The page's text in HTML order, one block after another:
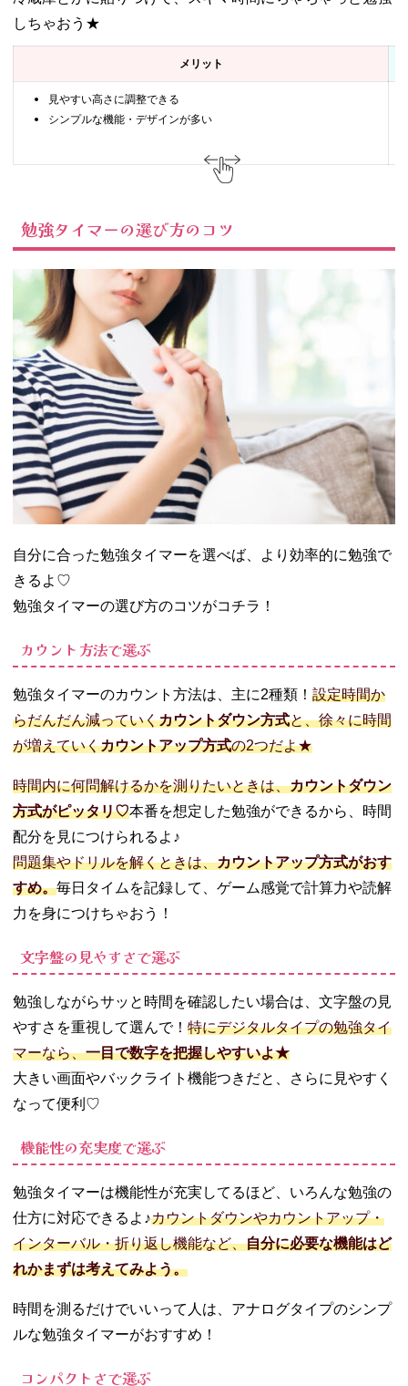
しちゃおう★
メリット
見やすい高さに調整できる
シンプルな機能・デザインが多い
勉強タイマーの選び方のコツ
自分に合った勉強タイマーを選べば、より効率的に勉強で
きるよ♡
勉強タイマーの選び方のコツがコチラ！
カウント方法で選ぶ
勉強タイマーのカウント方法は、主に2種類！ 設定時間か
らだんだん減っていくカウントダウン方式と、徐々に時間
が増えていくカウントアップ方式の2つだよ★
時間内に何問解けるかを測りたいときは、カウントダウン
方式がピッタリ♡本番を想定した勉強ができるから、時間
配分を見につけられるよ♪
問題集やドリルを解くときは、カウントアップ方式がおす
すめ。毎日タイムを記録して、ゲーム感覚で計算力や読解
力を身につけちゃおう！
文字盤の見やすさで選ぶ
勉強しながらサッと時間を確認したい場合は、文字盤の見
やすさを重視して選んで！ 特にデジタルタイプの勉強タイ
マーなら、一目で数字を把握しやすいよ★
大きい画面やバックライト機能つきだと、さらに見やすく
なって便利♡
機能性の充実度で選ぶ
勉強タイマーは機能性が充実してるほど、いろんな勉強の
仕方に対応できるよ♪カウントダウンやカウントアップ・
インターバル・折り返し機能など、自分に必要な機能はど
れかまずは考えてみよう。
時間を測るだけでいいって人は、アナログタイプのシンプ
ルな勉強タイマーがおすすめ！
コンパクトさで選ぶ